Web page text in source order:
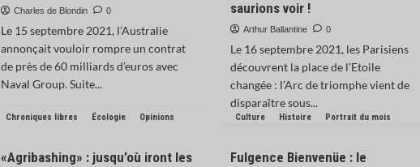
Charles de Blondin 0
Le 15 septembre 2021, l’Australie
annonçait vouloir rompre un contrat
de près de 60 milliards d’euros avec
Naval Group. Suite...
saurions voir !
Arthur Ballantine 0
Le 16 septembre 2021, les Parisiens
découvrent la place de l’Etoile
changée : l’Arc de triomphe vient de
disparaître sous...
Chroniques libres Écologie Opinions
«Agribashing» : jusqu’où iront les
Culture Histoire Portrait du mois
Fulgence Bienvenüe : le